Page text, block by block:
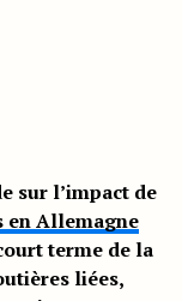
sur l’impact de
en Allemagne
terme de la
liées,